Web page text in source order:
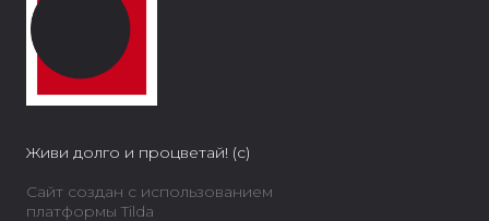
Живи долго и процветай! (с)
Сайт создан с использованием
платформы Tilda